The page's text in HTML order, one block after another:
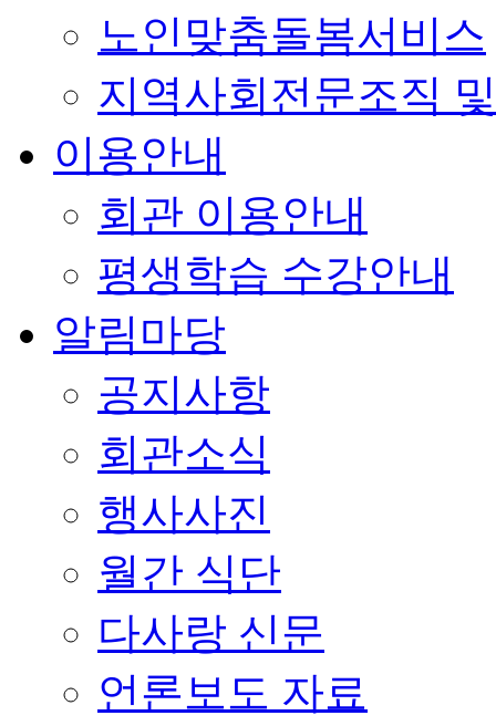
노인맞춤돌봄서비스
지역사회전문조직
이용안내
회관 이용안내
평생학습 수강안내
알림마당
공지사항
회관소식
행사사진
월간 식단
다사랑 신문
언론보도 자료